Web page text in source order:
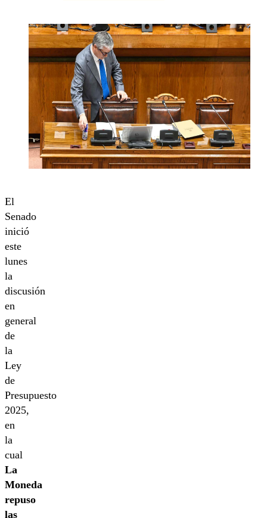
El
Senado
inició
este
lunes
la
discusión
en
general
de
la
Ley
de
Presupuesto
2025,
en
la
cual
La
Moneda
repuso
las